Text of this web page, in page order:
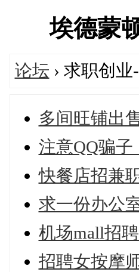
埃德蒙
论坛 › 求职创业
多间旺铺出
注意QQ骗子
快餐店招兼
求一份办公
机场mall招
招聘女按摩